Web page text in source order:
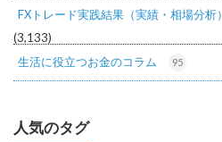
FXトレード実践結果（実績・相場分析）
(3,133)
生活に役立つお金のコラム
95
人気のタグ